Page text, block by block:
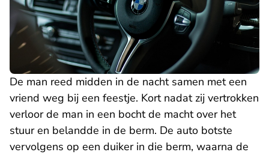
De man reed midden in de nacht samen met een
vriend weg bij een feestje. Kort nadat zij vertrokken
verloor de man in een bocht de macht over het
stuur en belandde in de berm. De auto botste
vervolgens op een duiker in die berm, waarna de